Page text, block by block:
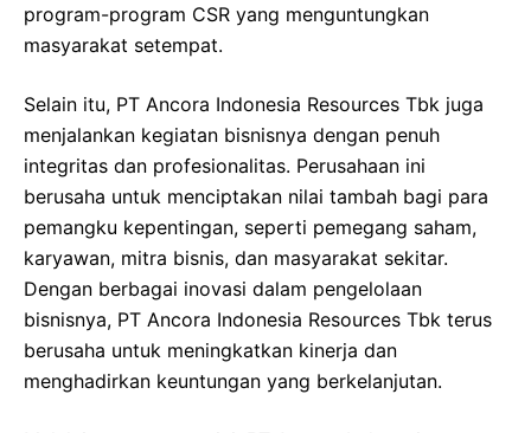
program-program CSR yang menguntungkan
masyarakat setempat.
Selain itu, PT Ancora Indonesia Resources Tbk juga
menjalankan kegiatan bisnisnya dengan penuh
integritas dan profesionalitas. Perusahaan ini
berusaha untuk menciptakan nilai tambah bagi para
pemangku kepentingan, seperti pemegang saham,
karyawan, mitra bisnis, dan masyarakat sekitar.
Dengan berbagai inovasi dalam pengelolaan
bisnisnya, PT Ancora Indonesia Resources Tbk terus
berusaha untuk meningkatkan kinerja dan
menghadirkan keuntungan yang berkelanjutan.